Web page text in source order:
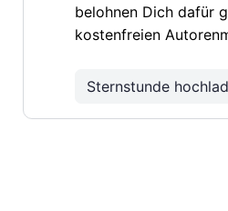
belohnen Dich dafür
kostenfreien
Sternstunde